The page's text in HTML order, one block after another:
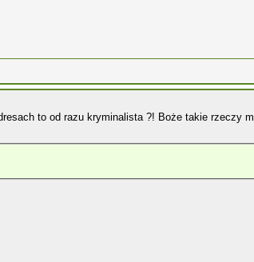
to od razu kryminalista ?! Boże takie rzeczy